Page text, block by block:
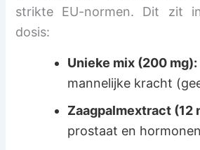
strikte EU-normen. Dit zit
dosis:
Unieke mix (200 mg):
mannelijke kracht
Zaagpalmextract (12
prostaat en